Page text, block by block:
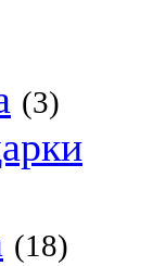
(3)
(18)